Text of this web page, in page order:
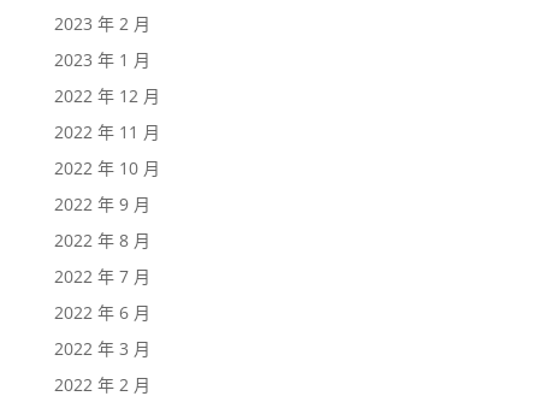
2023 年 2 月
2023 年 1 月
2022 年 12 月
2022 年 11 月
2022 年 10 月
2022 年 9 月
2022 年 8 月
2022 年 7 月
2022 年 6 月
2022 年 3 月
2022 年 2 月